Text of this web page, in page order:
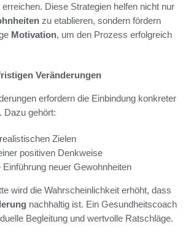
Diese Strategien helfen nicht nur
zu etablieren, sondern fördern
Motivation, um den Prozess erfolgreich
Veränderungen
erfordern die Einbindung konkreter
Dazu gehört:
Zielen
positiven Denkweise
Einführung neuer Gewohnheiten
wird die Wahrscheinlichkeit erhöht, dass
nachhaltig ist. Ein Gesundheitscoach
Begleitung und wertvolle Ratschläge.